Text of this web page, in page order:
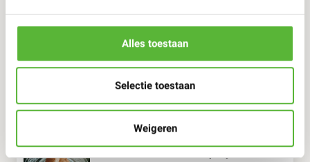
Alles toestaan
Selectie toestaan
Weigeren
Streetfood By Han
MET KORMA GAMBA EN RIJST
12,95
INDONESISCHE KIP LOEMPIA'S (2ST)